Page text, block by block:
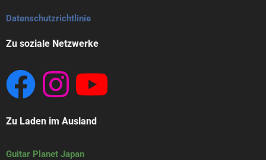
Datenschutzrichtlinie
Zu soziale Netzwerke
Zu Laden im Ausland
Guitar Planet Japan